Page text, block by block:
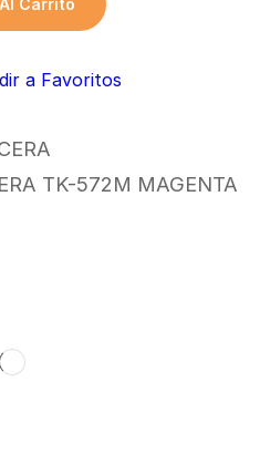
a Favoritos
TK-572M MAGENTA